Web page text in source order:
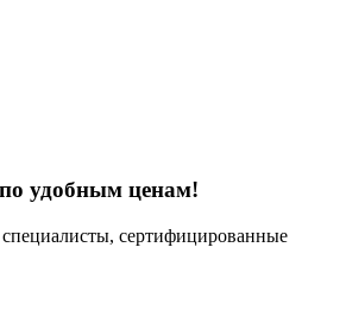
удобным ценам!
сертифицированные